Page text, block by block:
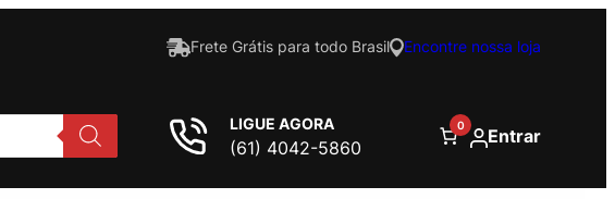
Frete Grátis para todo Brasil Encontre nossa loja
LIGUE AGORA
(61) 4042-5860
0 Entrar